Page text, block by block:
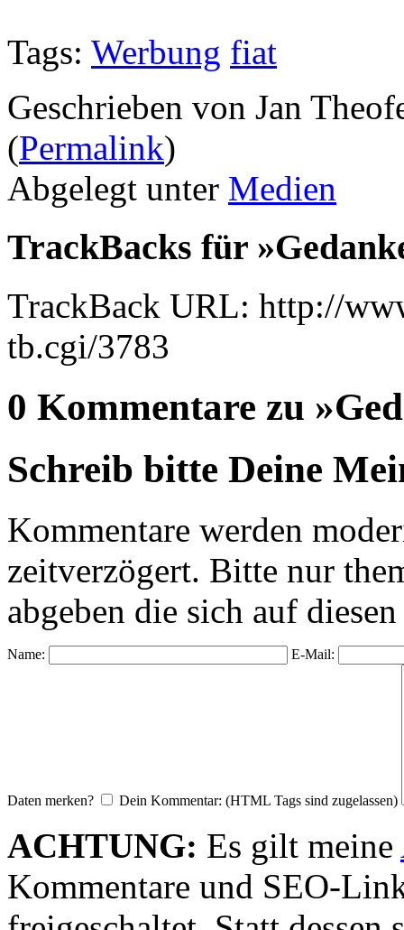
Tags: Werbung fiat
Geschrieben von Jan
(Permalink)
Abgelegt unter Medien
TrackBacks für
TrackBack URL: http://
tb.cgi/3783
0 Kommentare zu
Schreib bitte Deine
Kommentare werden
zeitverzögert. Bitte nur
abgeben die sich auf
Name: E-Mail:
Daten merken? Dein Kommentar: (HTML Tags sind zugelassen)
ACHTUNG: Es gilt meine
Kommentare und SEO-